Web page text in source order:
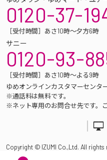
0120-37-
［受付時間］あさ10時～夕方6時
サニー
0120-93-
［受付時間］あさ10時～よる9時
ゆめオンラインカスタマーセンタ
※通話料は無料です。
※ネット専用のお問合せ先です。
Copyright © IZUMI Co.,Ltd. All rights